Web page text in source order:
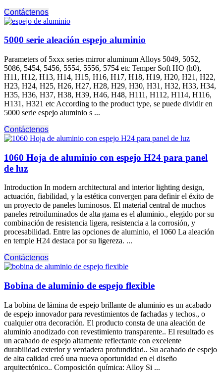
Contáctenos
5000 serie aleación espejo aluminio
Parameters of 5xxx series mirror aluminum Alloys 5049, 5052,
5086, 5454, 5456, 5554, 5556, 5754 etc Temper Soft HO (h0),
H11, H12, H13, H14, H15, H16, H17, H18, H19, H20, H21, H22,
H23, H24, H25, H26, H27, H28, H29, H30, H31, H32, H33, H34,
H35, H36, H37, H38, H39, H46, H48, H111, H112, H114, H116,
H131, H321 etc According to the product type, se puede dividir en
5000 serie espejo aluminio s ...
Contáctenos
1060 Hoja de aluminio con espejo H24 para panel
de luz
Introduction In modern architectural and interior lighting design,
actuación, fiabilidad, y la estética convergen para definir el éxito de
un proyecto de paneles luminosos. El material central de muchos
paneles retroiluminados de alta gama es el aluminio., elegido por su
combinación de resistencia ligera, resistencia a la corrosión, y
procesabilidad. Entre las opciones de aluminio, el 1060 La aleación
en temple H24 destaca por su ligereza. ...
Contáctenos
Bobina de aluminio de espejo flexible
La bobina de lámina de espejo brillante de aluminio es un acabado
de espejo innovador para revestimientos de fachadas y techos., o
cualquier otra decoración. El producto consta de una aleación de
aluminio anodizado con revestimiento transparente.. El resultado es
un acabado de espejo altamente reflectante con excelente
durabilidad exterior y verdadera profundidad.. Su acabado de espejo
de alta calidad creó una nueva oportunidad en el diseño
arquitectónico.. Composición química: Alloy Si ...